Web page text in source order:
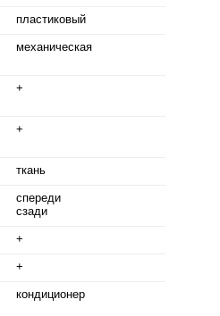
пластиковый
механическая
+
+
ткань
спереди
сзади
+
+
кондиционер